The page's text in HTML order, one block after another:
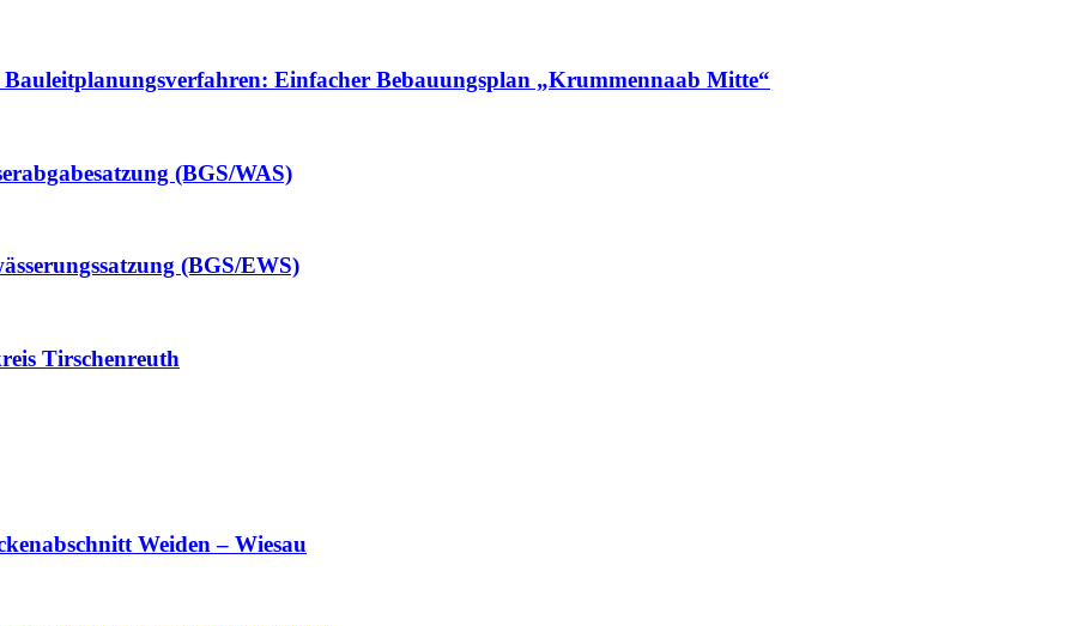
Einfacher Bebauungsplan „Krummennaab Mitte“
(BGS/WAS)
(BGS/EWS)
Tirschenreuth
Weiden – Wiesau